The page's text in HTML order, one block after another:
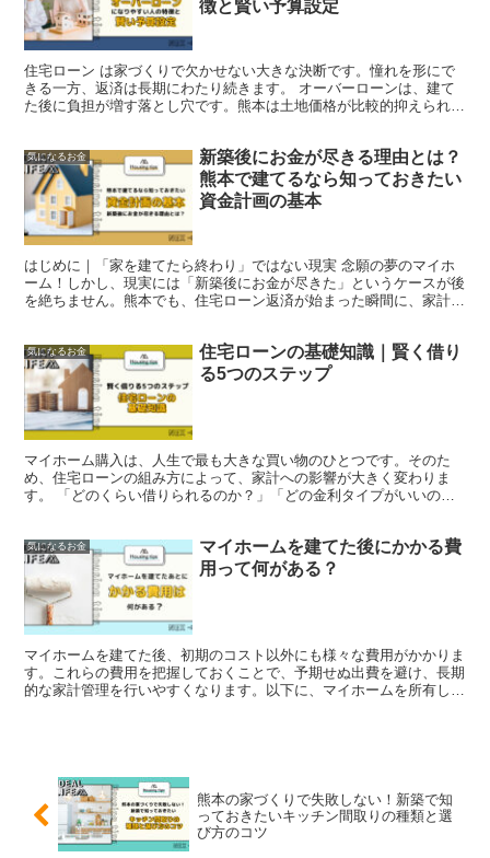
徴と賢い予算設定
住宅ローン は家づくりで欠かせない大きな決断です。憧れを形にで
きる一方、返済は長期にわたり続きます。 オーバーローンは、建て
た後に負担が増す落とし穴です。熊本は土地価格が比較的抑えられて
気になるお金
新築後にお金が尽きる理由とは？
熊本で建てるなら知っておきたい
資金計画の基本
はじめに｜「家を建てたら終わり」ではない現実 念願の夢のマイホ
ーム！しかし、現実には「新築後にお金が尽きた」というケースが後
を絶ちません。熊本でも、住宅ローン返済が始まった瞬間に、家計が
気になるお金
住宅ローンの基礎知識｜賢く借り
る5つのステップ
マイホーム購入は、人生で最も大きな買い物のひとつです。そのた
め、住宅ローンの組み方によって、家計への影響が大きく変わりま
す。 「どのくらい借りられるのか？」「どの金利タイプがいいの
気になるお金
マイホームを建てた後にかかる費
用って何がある？
マイホームを建てた後、初期のコスト以外にも様々な費用がかかりま
す。これらの費用を把握しておくことで、予期せぬ出費を避け、長期
的な家計管理を行いやすくなります。以下に、マイホームを所有した
熊本の家づくりで失敗しない！新築で知
っておきたいキッチン間取りの種類と選
び方のコツ